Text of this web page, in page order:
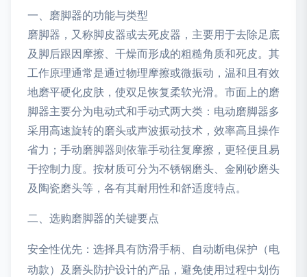
一、磨脚器的功能与类型
磨脚器，又称脚皮器或去死皮器，主要用于去除足底
及脚后跟因摩擦、干燥而形成的粗糙角质和死皮。其
工作原理通常是通过物理摩擦或微振动，温和且有效
地磨平硬化皮肤，使双足恢复柔软光滑。市面上的磨
脚器主要分为电动式和手动式两大类：电动磨脚器多
采用高速旋转的磨头或声波振动技术，效率高且操作
省力；手动磨脚器则依靠手动往复摩擦，更轻便且易
于控制力度。按材质可分为不锈钢磨头、金刚砂磨头
及陶瓷磨头等，各有其耐用性和舒适度特点。
二、选购磨脚器的关键要点
安全性优先：选择具有防滑手柄、自动断电保护（电
动款）及磨头防护设计的产品，避免使用过程中划伤